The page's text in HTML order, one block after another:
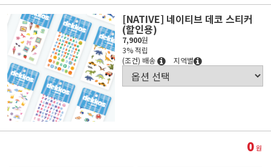
[NATIVE] 네이티브 데코 스티커
(할인용)
7,900원
3% 적립
(조건) 배송
지역별
0원